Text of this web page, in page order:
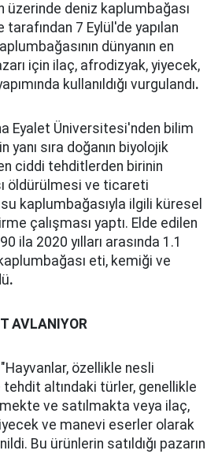
üzerinde deniz kaplumbağası
7 Eylül'de yapılan
dünyanın en
için ilaç, afrodizyak, yiyecek,
kullanıldığı vurgulandı.
Eyalet Üniversitesi'nden bilim
yanı sıra doğanın biyolojik
ciddi tehditlerden birinin
öldürülmesi ve ticareti
kaplumbağasıyla ilgili küresel
çalışması yaptı. Elde edilen
ila 2020 yılları arasında 1.1
eti, kemiği ve
.
AVLANIYOR
özellikle nesli
altındaki türler, genellikle
ve satılmakta veya ilaç,
ve manevi eserler olarak
Bu ürünlerin satıldığı pazarın